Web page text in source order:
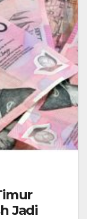
Jadi